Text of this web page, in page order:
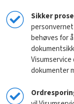
Sikker
behøves for
dokumenter